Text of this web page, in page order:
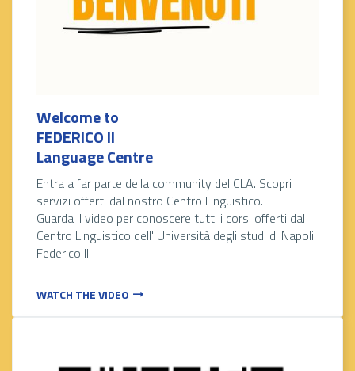
Welcome to
FEDERICO II
Language Centre
Entra a far parte della community del CLA. Scopri i
servizi offerti dal nostro Centro Linguistico.
Guarda il video per conoscere tutti i corsi offerti dal
Centro Linguistico dell' Università degli studi di Napoli
Federico II.
WATCH THE VIDEO